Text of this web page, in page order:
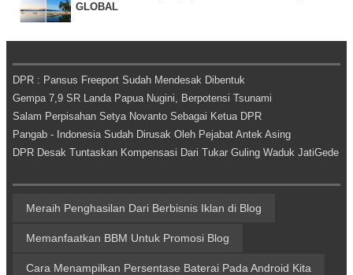
GLOBAL
DPR : Pansus Freeport Sudah Mendesak Dibentuk
Gempa 7,9 SR Landa Papua Nugini, Berpotensi Tsunami
Salam Perpisahan Setya Novanto Sebagai Ketua DPR
Pangab - Indonesia Sudah Dirusak Oleh Pejabat Antek Asing
DPR Desak Tuntaskan Kompensasi Dari Tukar Guling Waduk JatiGede
Meraih Penghasilan Dari Berbisnis Iklan di Blog
Memanfaatkan BBM Untuk Promosi Blog
Cara Menampilkan Persentase Baterai Pada Android Kita